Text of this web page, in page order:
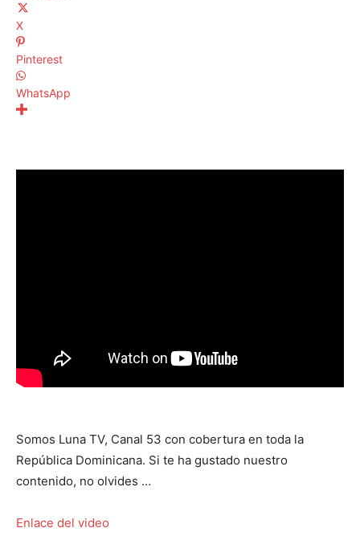
X
Pinterest
WhatsApp
Somos Luna TV, Canal 53 con cobertura en toda la
República Dominicana. Si te ha gustado nuestro
contenido, no olvides …
Enlace del video